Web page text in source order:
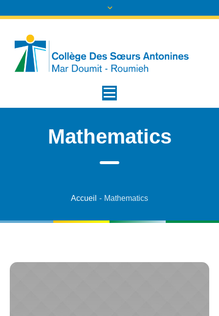
Mathematics
Accueil - Mathematics